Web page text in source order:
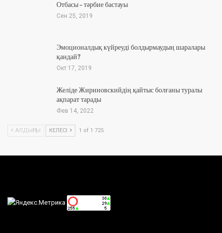
Отбасы – тәрбие бастауы
Сен 25, 2019
Эмоционалдық күйреуді болдырмаудың шаралары
қандай?
Окт 17, 2019
Желіде Жириновскийдің қайтыс болғаны туралы
ақпарат тарады
Фев 14, 2022
АЛДЫҢҒЫ КЕЛЕСІ 1 of 1 725